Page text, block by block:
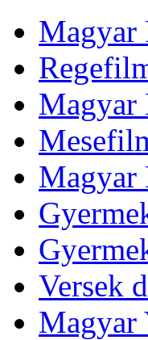
Magyar
Magyar
Magyar
Versek
Magyar